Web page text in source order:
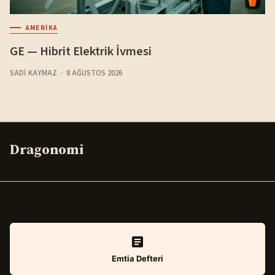
AMERIKA
GE — Hibrit Elektrik İvmesi
SADI KAYMAZ 8 AĞUSTOS 2026
Dragonomi
Emtia Defteri